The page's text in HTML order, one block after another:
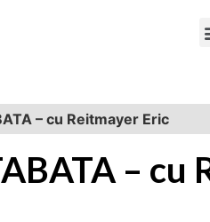
– cu Reitmayer Eric
– cu